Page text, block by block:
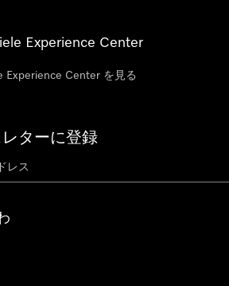
Experience Center
Experience Center を見る
ターに登録